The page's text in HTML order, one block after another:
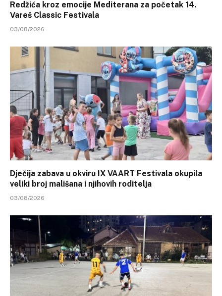
Redžića kroz emocije Mediterana za početak 14.
Vareš Classic Festivala
03/08/2026
Dječija zabava u okviru IX VAART Festivala okupila
veliki broj mališana i njihovih roditelja
03/08/2026